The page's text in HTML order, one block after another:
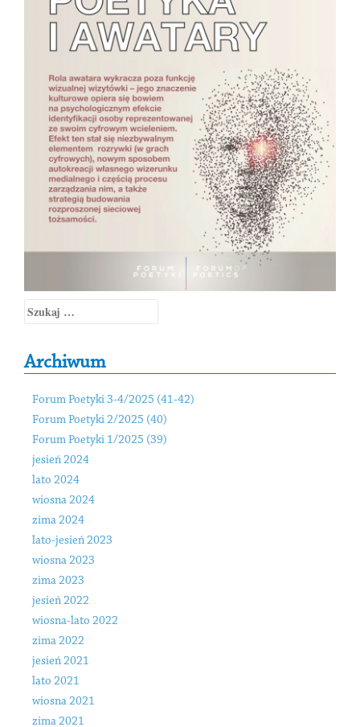
Szukaj:
Archiwum
Forum Poetyki 3-4/2025 (41-42)
Forum Poetyki 2/2025 (40)
Forum Poetyki 1/2025 (39)
jesień 2024
lato 2024
wiosna 2024
zima 2024
lato-jesień 2023
wiosna 2023
zima 2023
jesień 2022
wiosna-lato 2022
zima 2022
jesień 2021
lato 2021
wiosna 2021
zima 2021